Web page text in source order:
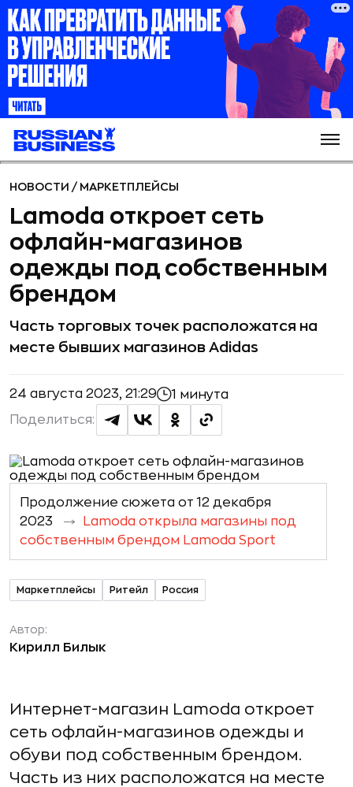
НОВОСТИ / МАРКЕТПЛЕЙСЫ
Lamoda откроет сеть
офлайн-магазинов
одежды под собственным
брендом
Часть торговых точек расположатся на
месте бывших магазинов Adidas
24 августа 2023, 21:29 1 минута
Поделиться:
Продолжение сюжета от 12 декабря
2023
Lamoda открыла магазины под
собственным брендом Lamoda Sport
Маркетплейсы Ритейл Россия
Автор:
Кирилл Билык
Интернет-магазин Lamoda откроет
сеть офлайн-магазинов одежды и
обуви под собственным брендом.
Часть из них расположатся на месте